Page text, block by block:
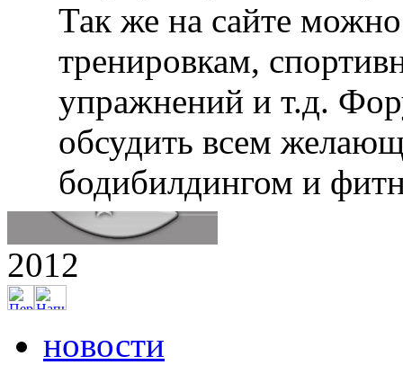
Так же на сайте
тренировкам,
упражнений и т.д.
обсудить всем
бодибилдингом и
2012
новости